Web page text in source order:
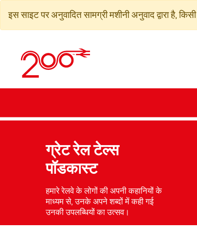
जाएं
इस साइट पर अनुवादित सामग्री मशीनी अनुवाद द्वारा है,
ग्रेट रेल टेल्स
पॉडकास्ट
हमारे रेलवे के लोगों की अपनी कहानियों के
माध्यम से, उनके अपने शब्दों में कही गई
उनकी उपलब्धियों का उत्सव।